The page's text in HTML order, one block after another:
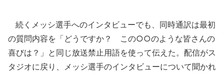
続くメッシ選手へのインタビューでも、同時通訳は最初
の質問内容を「どうですか？ この○○のような皆さんの
喜びは？」と同じ放送禁止用語を使って伝えた。配信がス
タジオに戻り、メッシ選手のインタビューについて聞かれ